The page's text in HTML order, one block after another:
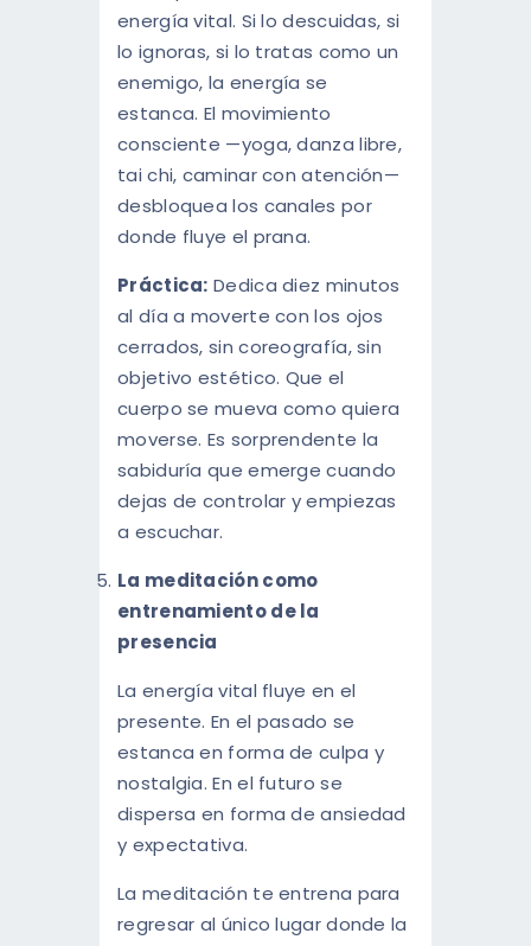
energía vital. Si lo descuidas, si
lo ignoras, si lo tratas como un
enemigo, la energía se
estanca. El movimiento
consciente —yoga, danza libre,
tai chi, caminar con atención—
desbloquea los canales por
donde fluye el prana.
Práctica: Dedica diez minutos
al día a moverte con los ojos
cerrados, sin coreografía, sin
objetivo estético. Que el
cuerpo se mueva como quiera
moverse. Es sorprendente la
sabiduría que emerge cuando
dejas de controlar y empiezas
a escuchar.
La meditación como
entrenamiento de la
presencia
La energía vital fluye en el
presente. En el pasado se
estanca en forma de culpa y
nostalgia. En el futuro se
dispersa en forma de ansiedad
y expectativa.
La meditación te entrena para
regresar al único lugar donde la